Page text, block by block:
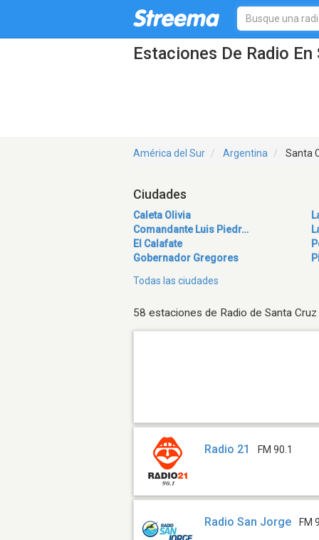
Estaciones De Radio
América del Sur Argentina Santa
Ciudades
Caleta Olivia
Comandante Luis Piedr…
El Calafate
Gobernador Gregores
Todas las ciudades
58 estaciones de Radio de Santa Cruz
Radio 21 FM 90.1
Radio San Jorge FM